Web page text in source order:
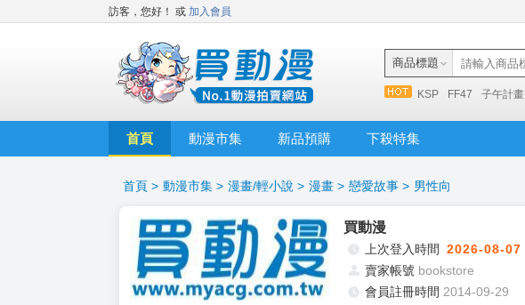
訪客，您好！ 或 加入會員
商品標題
KSP FF47 子午計畫
首頁 動漫市集 新品預購 下殺特集
首頁 > 動漫市集 > 漫畫/輕小說 > 漫畫 > 戀愛故事 > 男性向
買動漫
上次登入時間 2026-08-07
賣家帳號 bookstore
會員註冊時間 2014-09-29